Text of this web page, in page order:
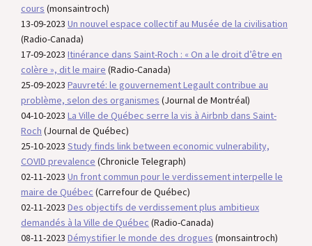
cours (monsaintroch)
13-09-2023 Un nouvel espace collectif au Musée de la civilisation
(Radio-Canada)
17-09-2023 Itinérance dans Saint-Roch : « On a le droit d’être en
colère », dit le maire (Radio-Canada)
25-09-2023 Pauvreté: le gouvernement Legault contribue au
problème, selon des organismes (Journal de Montréal)
04-10-2023 La Ville de Québec serre la vis à Airbnb dans Saint-
Roch (Journal de Québec)
25-10-2023 Study finds link between economic vulnerability,
COVID prevalence (Chronicle Telegraph)
02-11-2023 Un front commun pour le verdissement interpelle le
maire de Québec (Carrefour de Québec)
02-11-2023 Des objectifs de verdissement plus ambitieux
demandés à la Ville de Québec (Radio-Canada)
08-11-2023 Démystifier le monde des drogues (monsaintroch)